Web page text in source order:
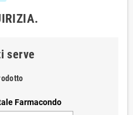
serve
Farmacondo